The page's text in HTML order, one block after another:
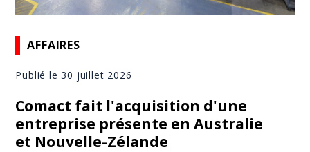
AFFAIRES
Publié le 30 juillet 2026
Comact fait l'acquisition d'une
entreprise présente en Australie
et Nouvelle-Zélande